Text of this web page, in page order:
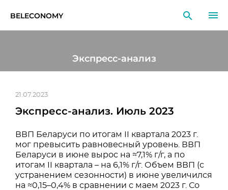
BELECONOMY
ИССЛЕДОВАНИЯ
ОБРАЗОВАНИЕ
СОБЫТИЯ
Экспресс-анализ
21.07.2023
Экспресс-анализ. Июль 2023
ВВП Беларуси по итогам II квартала 2023 г.
мог превысить равновесный уровень. ВВП
Беларуси в июне вырос на ≈7,1% г/г, а по
итогам II квартала – на 6,1% г/г. Объем ВВП (с
устранением сезонности) в июне увеличился
на ≈0,15–0,4% в сравнении с маем 2023 г. Со